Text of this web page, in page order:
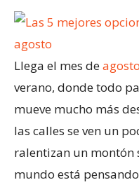
Llega el mes deagosto
verano, donde todo
mueve mucho más
las calles se ven un
ralentizan un montón
mundo está